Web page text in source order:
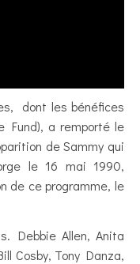
dont les bénéfices
Fund), a remporté le
de Sammy qui
le 16 mai 1990,
de ce programme, le
Debbie Allen, Anita
Cosby, Tony Danza,